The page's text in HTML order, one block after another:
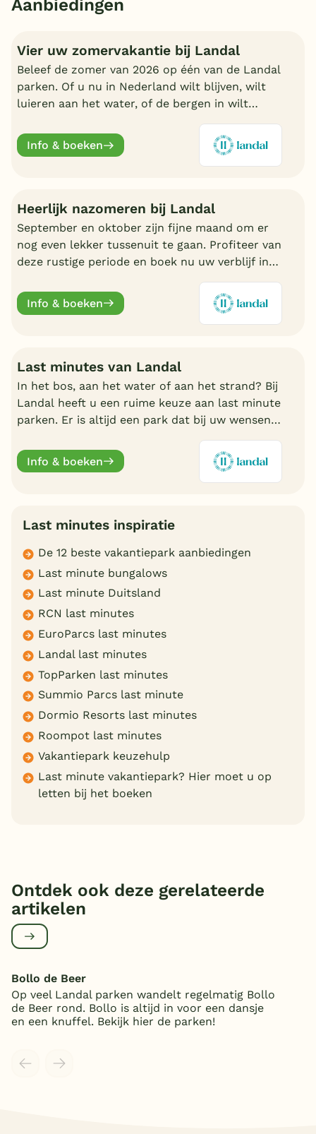
Aanbiedingen
Vier uw zomervakantie bij Landal
Beleef de zomer van 2026 op één van de Landal
parken. Of u nu in Nederland wilt blijven, wilt
luieren aan het water, of de bergen in wilt
fijn Landal park.
Info & boeken
Heerlijk nazomeren bij Landal
September en oktober zijn fijne maand om er
nog even lekker tussenuit te gaan. Profiteer van
deze rustige periode en boek nu uw verblijf in
Info & boeken
Last minutes van Landal
In het bos, aan het water of aan het strand? Bij
Landal heeft u een ruime keuze aan last minute
parken. Er is altijd een park dat bij uw wensen
online.
Info & boeken
Last minutes inspiratie
De 12 beste vakantiepark aanbiedingen
Last minute bungalows
Last minute Duitsland
RCN last minutes
EuroParcs last minutes
Landal last minutes
TopParken last minutes
Summio Parcs last minute
Dormio Resorts last minutes
Roompot last minutes
Vakantiepark keuzehulp
Last minute vakantiepark? Hier moet u op
letten bij het boeken
Ontdek ook deze gerelateerde
artikelen
Bollo de Beer
Op veel Landal parken wandelt regelmatig Bollo
de Beer rond. Bollo is altijd in voor een dansje
en een knuffel. Bekijk hier de parken!